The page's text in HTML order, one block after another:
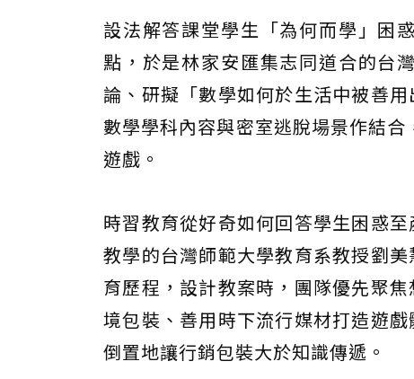
設法解答課堂學生「為何而學」困
點，於是林家安匯集志同道合的台
論、研擬「數學如何於生活中被善
數學學科內容與密室逃脫場景作結
遊戲。
時習教育從好奇如何回答學生困惑
教學的台灣師範大學教育系教授劉
育歷程，設計教案時，團隊優先聚
境包裝、善用時下流行媒材打造遊
倒置地讓行銷包裝大於知識傳遞。